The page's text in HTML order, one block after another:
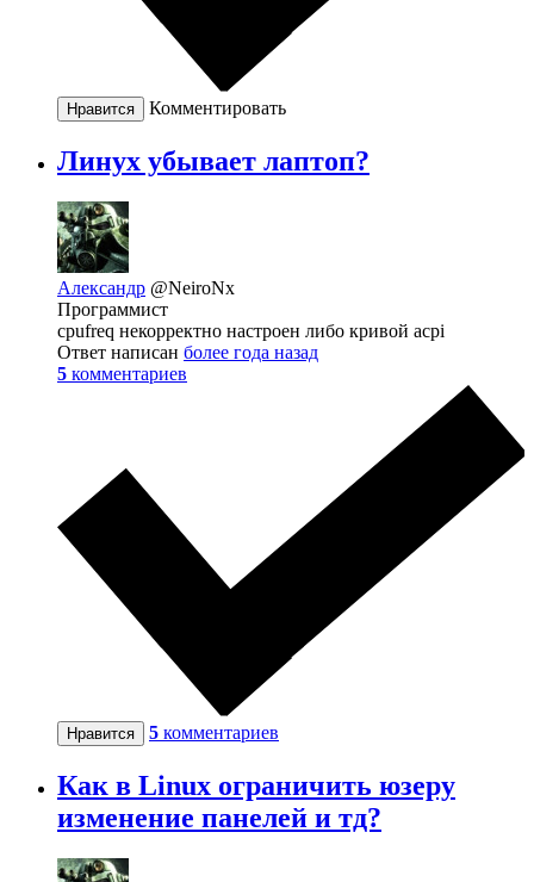
Нравится Комментировать
Линух убывает лаптоп?
Александр @NeiroNx
Программист
cpufreq некорректно настроен либо кривой acpi
Ответ написан более года назад
5 комментариев
Нравится 5 комментариев
Как в Linux ограничить юзеру
изменение панелей и тд?